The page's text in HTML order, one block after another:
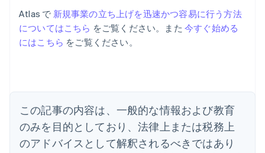
Atlas で 新規事業の立ち上げを迅速かつ容易に行う方法
についてはこちら をご覧ください。また今すぐ始める
にはこちら をご覧ください。
この記事の内容は、一般的な情報および教育
のみを目的としており、法律上または税務上
のアドバイスとして解釈されるべきではあり
アイルランド
English
アメリカ
イギリス
イタリア
Italiano English
インド
English